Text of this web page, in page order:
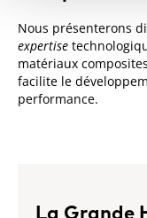
Nous présenterons
expertise
matériaux
facilite le
performance.
La Grande